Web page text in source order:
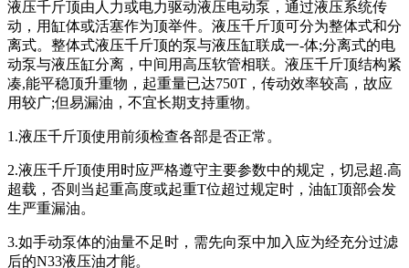
液压千斤顶由人力或电力驱动液压电动泵，通过液压系统传
动，用缸体或活塞作为顶举件。液压千斤顶可分为整体式和分
离式。整体式液压千斤顶的泵与液压缸联成一-体;分离式的电
动泵与液压缸分离，中间用高压软管相联。液压千斤顶结构紧
凑,能平稳顶升重物，起重量已达750T，传动效率较高，故应
用较广;但易漏油，不宜长期支持重物。
1.液压千斤顶使用前须检查各部是否正常。
2.液压千斤顶使用时应严格遵守主要参数中的规定，切忌超.高
超载，否则当起重高度或起重T位超过规定时，油缸顶部会发
生严重漏油。
3.如手动泵体的油量不足时，需先向泵中加入应为经充分过滤
后的N33液压油才能。